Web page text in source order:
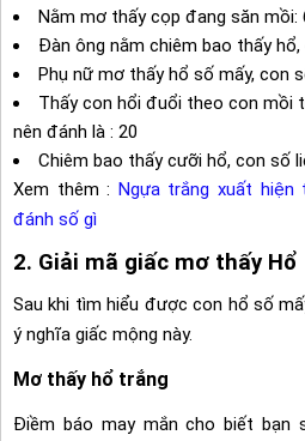
Nằm mơ thấy cọp đang săn mồi:
Đàn ông nằm chiêm bao thấy
Phụ nữ mơ thấy hổ số mấy, con
Thấy con hổi đuổi theo con mồi
nên đánh là : 20
Chiêm bao thấy cưỡi hổ, con số
Xem thêm : Ngựa trắng xuất
đánh số gì
2. Giải mã giấc mơ thấy Hổ
Sau khi tìm hiểu được con hổ số
ý nghĩa giấc mộng này.
Mơ thấy hổ trắng
Điềm báo may mắn cho biết bạn